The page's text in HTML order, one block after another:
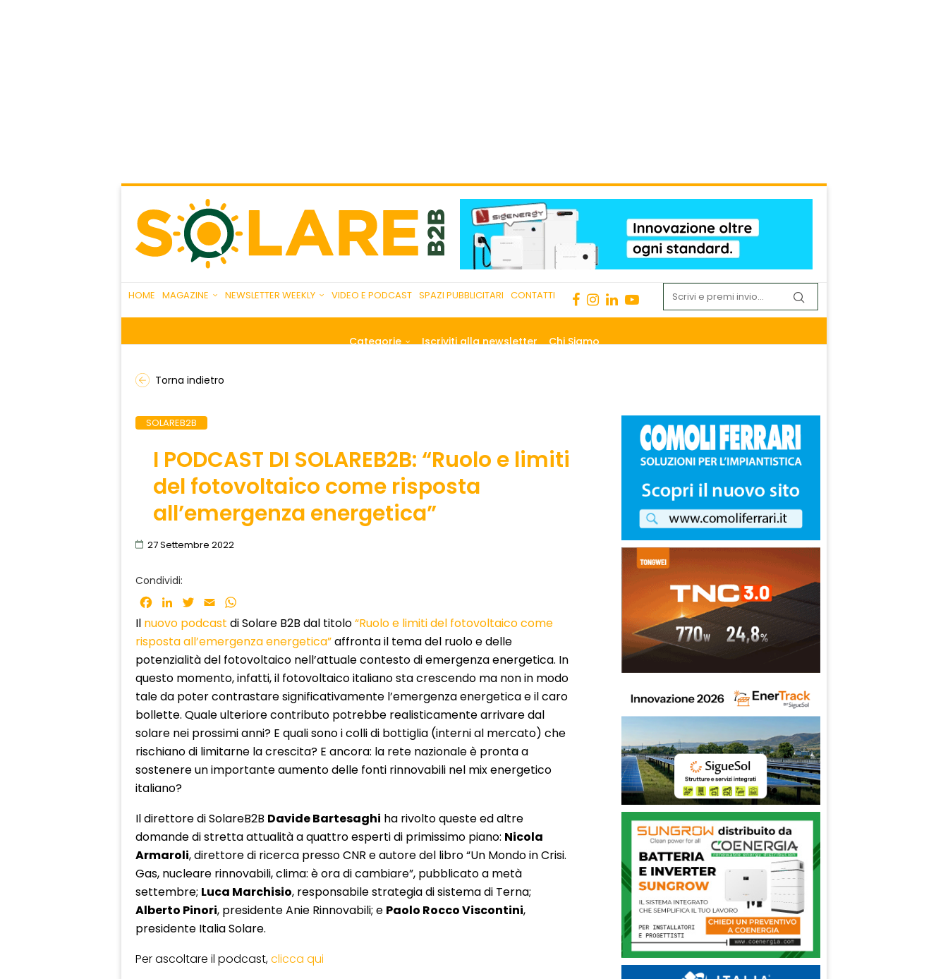
HOME MAGAZINE NEWSLETTER WEEKLY VIDEO E PODCAST SPAZI PUBBLICITARI CONTATTI
Categorie Iscriviti alla newsletter Chi Siamo
Torna indietro
SOLAREB2B
I PODCAST DI SOLAREB2B: “Ruolo e limiti
del fotovoltaico come risposta
all’emergenza energetica”
27 Settembre 2022
Condividi:
Facebook
LinkedInTwitter
Email
Il nuovo podcast di Solare B2B dal titolo“Ruolo e limiti del fotovoltaico come
risposta all’emergenza energetica”affronta il tema del ruolo e delle
potenzialità del fotovoltaico nell’attuale contesto di emergenza energetica. In
questo momento, infatti, il fotovoltaico italiano sta crescendo ma non in modo
tale da poter contrastare significativamente l’emergenza energetica e il caro
bollette. Quale ulteriore contributo potrebbe realisticamente arrivare dal
solare nei prossimi anni? E quali sono i colli di bottiglia (interni al mercato) che
rischiano di limitarne la crescita? E ancora: la rete nazionale è pronta a
sostenere un importante aumento delle fonti rinnovabili nel mix energetico
italiano?
Il direttore di SolareB2B Davide Bartesaghi ha rivolto queste ed altre
domande di stretta attualità a quattro esperti di primissimo piano: Nicola
Armaroli, direttore di ricerca presso CNR e autore del libro “Un Mondo in Crisi.
Gas, nucleare rinnovabili, clima: è ora di cambiare”, pubblicato a metà
settembre; Luca Marchisio, responsabile strategia di sistema di Terna;
Alberto Pinori, presidente Anie Rinnovabili; e Paolo Rocco Viscontini,
presidente Italia Solare.
Per ascoltare il podcast,clicca qui